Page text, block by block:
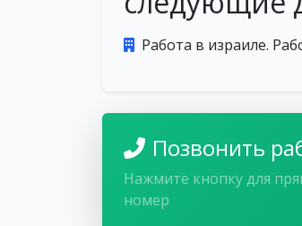
Работа в израиле.
Позвонить
Нажмите кнопку для
номер